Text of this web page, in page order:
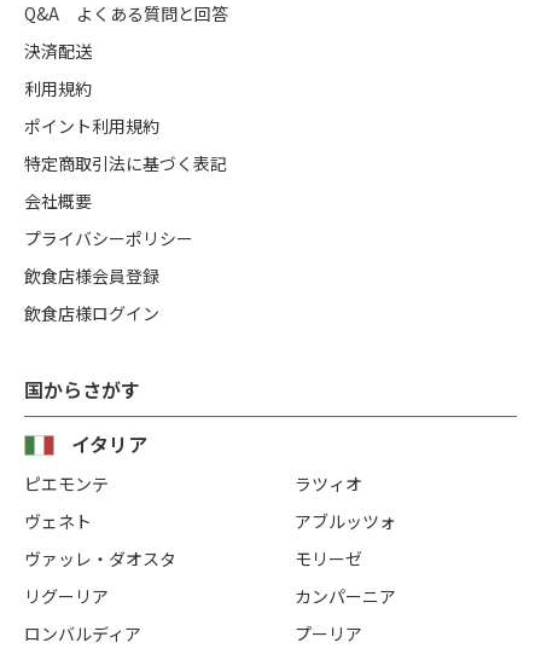
国からさがす
イタリア
ピエモンテ
ヴェネト
ヴァッレ・ダオスタ
リグーリア
ロンバルディア
ラツィオ
アブルッツォ
モリーゼ
カンパーニア
プーリア
Q&A よくある質問と回答
決済配送
利用規約
ポイント利用規約
特定商取引法に基づく表記
会社概要
プライバシーポリシー
飲食店様会員登録
飲食店様ログイン